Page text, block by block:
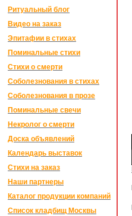
Ритуальный блог
Видео на заказ
Эпитафии в стихах
Поминальные стихи
Стихи о смерти
Соболезнования в стихах
Соболезнования в прозе
Поминальные свечи
Некролог о смерти
Доска объявлений
Календарь выставок
Стихи на заказ
Наши партнеры
Каталог продукции компаний
Список кладбищ Москвы